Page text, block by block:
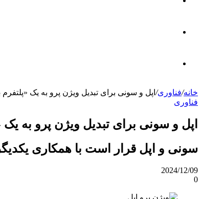
برای خانه/فناوری/ اپل و سونی برای تبدیل ویژن پرو به یک
فناوری
اپل و سونی برای تبدیل ویژن پرو به یک
سونی و اپل قرار است با همکاری
2024/12/09
0